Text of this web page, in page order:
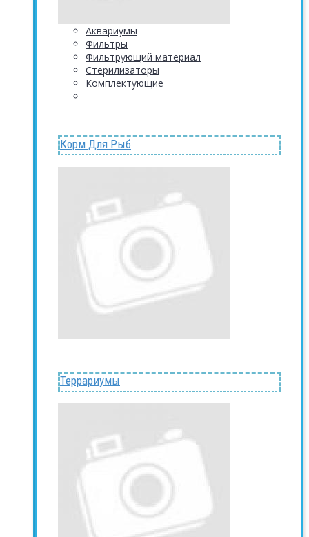
Аквариумы
Фильтры
Фильтрующий материал
Стерилизаторы
Комплектующие
Корм Для Рыб
Террариумы